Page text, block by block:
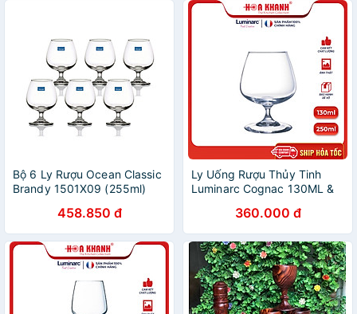
Bộ 6 Ly Rượu Ocean Classic
Brandy 1501X09 (255ml)
458.850 đ
Ly Uống Rượu Thủy Tinh
Luminarc Cognac 130ML &
360.000 đ